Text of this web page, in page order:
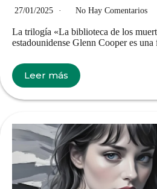
27/01/2025 No Hay Comentarios
La trilogía «La biblioteca de los
estadounidense Glenn Cooper es
Leer más